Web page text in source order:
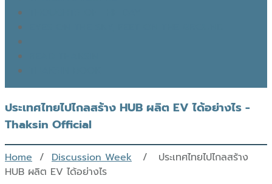
ประเทศไทยไปไกลสร้าง HUB ผลิต EV ได้อย่างไร -
Thaksin Official
Home / Discussion Week / ประเทศไทยไปไกลสร้าง
HUB ผลิต EV ได้อย่างไร